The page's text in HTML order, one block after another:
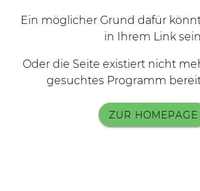
Ein möglicher Grund dafür
in Ihrem Link
Oder die Seite existiert nicht
gesuchtes Programm
ZUR HOMEPAGE